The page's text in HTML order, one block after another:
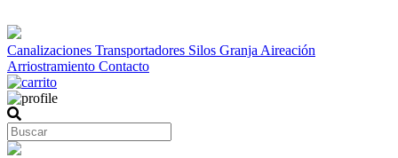
Canalizaciones Transportadores Silos Granja Aireación
Arriostramiento Contacto